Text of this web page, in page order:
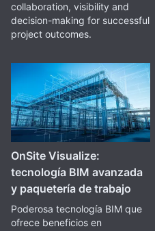
collaboration, visibility and
decision-making for successful
project outcomes.
OnSite Visualize:
tecnología BIM avanzada
y paquetería de trabajo
Poderosa tecnología BIM que
ofrece beneficios en